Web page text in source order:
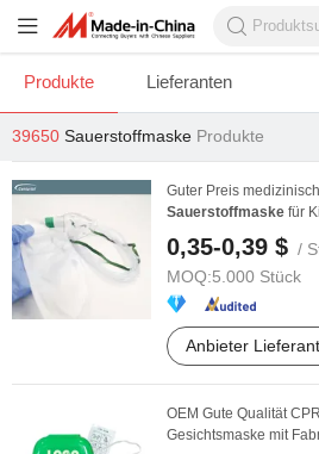
Produkte Lieferanten
39650 Sauerstoffmaske Produkte
Guter Preis
Sauerstoffmaske für
0,35-0,39 $ /
MOQ:5.000 Stück
Anbieter Lieferant
OEM Gute Qualität
Gesichtsmaske mit